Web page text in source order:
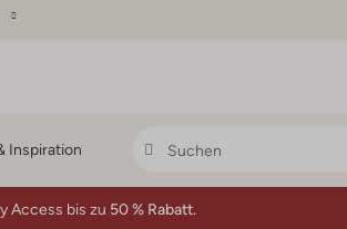
Inspiration
Access bis zu 50 % Rabatt.